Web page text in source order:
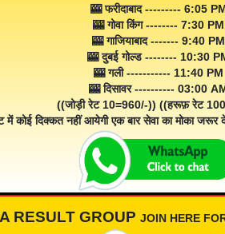
🎰 फरीदाबाद --------- 6:05
🎰 गोवा किंग -------- 7:30 PM
🎰 गाजियाबाद ------- 9:40 PM
🎰 दुबई गोल्ड -------- 10:30
🎰 गली ----------- 11:40 PM
🎰 दिसावर ---------- 03:00
((जोड़ी रेट 10=960/-)) ((हरूफ़ रेट
में कोई दिक्कत नहीं आयेगी एक बार सेवा का मोका जरूर
RESULT GROUP JOIN HERE FOR